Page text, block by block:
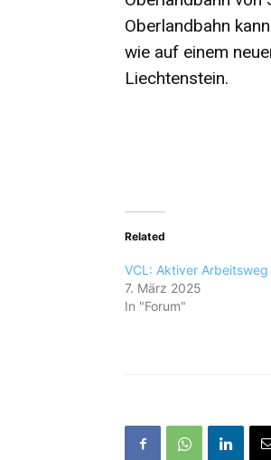
Oberlandbahn
wie auf einem
Liechtenstein.
Related
VCL: Aktiver Arbeitsweg
7. März 2025
In "Forum"